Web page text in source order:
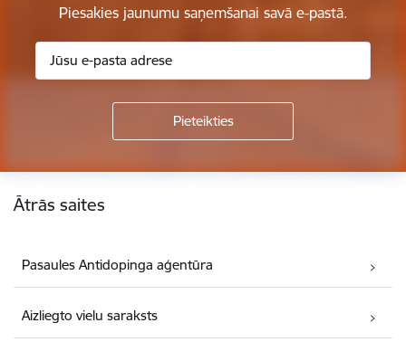
Piesakies jaunumu saņemšanai savā e-pastā.
Ātrās saites
Pasaules Antidopinga aģentūra
Aizliegto vielu saraksts